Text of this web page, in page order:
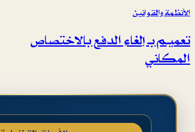
الأنظمة والقوانين
تعميم بـ إلغاء الدفع بالاختصاص
المكاني